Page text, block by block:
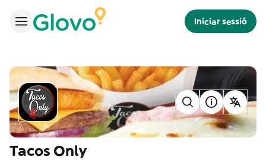
Iniciar sessió
Tacos Only